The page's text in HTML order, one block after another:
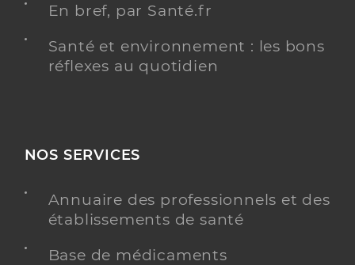
En bref, par Santé.fr
Santé et environnement : les bons
réflexes au quotidien
NOS SERVICES
Annuaire des professionnels et des
établissements de santé
Base de médicaments